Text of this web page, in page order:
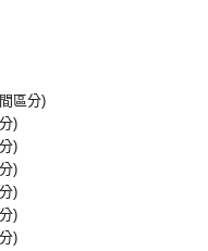
區分)
)
)
)
)
)
)